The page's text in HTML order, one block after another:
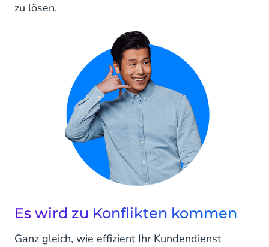
zu lösen.
Es wird zu Konflikten kommen
Ganz gleich, wie effizient Ihr Kundendienst